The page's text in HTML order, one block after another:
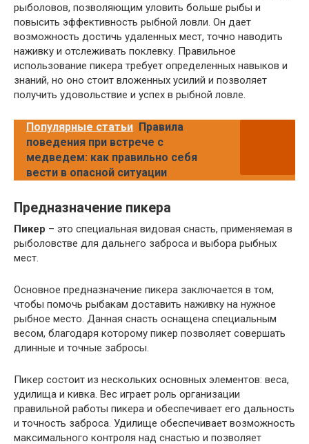
рыболовов, позволяющим уловить больше рыбы и
повысить эффективность рыбной ловли. Он дает
возможность достичь удаленных мест, точно наводить
наживку и отслеживать поклевку. Правильное
использование пикера требует определенных навыков и
знаний, но оно стоит вложенных усилий и позволяет
получить удовольствие и успех в рыбной ловле.
Популярные статьи Правила
поведения при встрече с
медведем: как правильно себя
вести в опасной ситуации
Предназначение пикера
Пикер – это специальная видовая снасть, применяемая в
рыболовстве для дальнего заброса и выбора рыбных
мест.
Основное предназначение пикера заключается в том,
чтобы помочь рыбакам доставить наживку на нужное
рыбное место. Данная снасть оснащена специальным
весом, благодаря которому пикер позволяет совершать
длинные и точные забросы.
Пикер состоит из нескольких основных элементов: веса,
удилища и кивка. Вес играет роль организации
правильной работы пикера и обеспечивает его дальность
и точность заброса. Удилище обеспечивает возможность
максимального контроля над снастью и позволяет